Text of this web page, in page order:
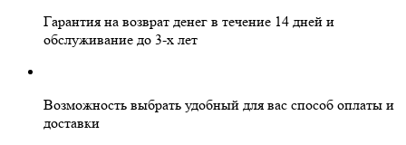
Гарантия на возврат денег в течение 14 дней и
обслуживание до 3-х лет
Возможность выбрать удобный для вас способ оплаты и
доставки